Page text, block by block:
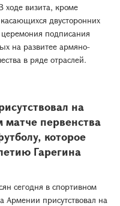
ходе визита, кроме
двусторонних
подписания
на развитее армяно-
в ряде отраслей.
на
матче первенства
которое
Гарегина
сегодня в спортивном
Армении присутствовал на